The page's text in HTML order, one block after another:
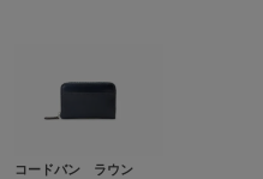
コードバン ラウン